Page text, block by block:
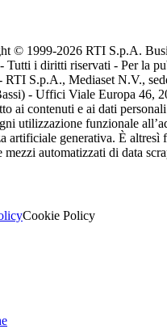
© 1999-2026 RTI S.p.A.
Tutti i diritti riservati - Per la
S.p.A., Mediaset N.V.,
- Uffici Viale Europa 46,
ai contenuti e ai dati
utilizzazione funzionale
artificiale generativa. È altresì
mezzi automatizzati di data
Cookie Policy